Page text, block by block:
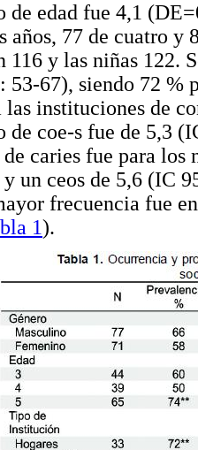
de edad fue 4,1
años, 77 de cuatro y
116 y las niñas 122.
53-67), siendo 72 %
las instituciones de
de coe-s fue de 5,3
caries fue para
un ceos de 5,6 (IC
frecuencia fue
1).